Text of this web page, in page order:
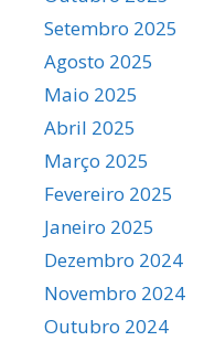
Setembro 2025
Agosto 2025
Maio 2025
Abril 2025
Março 2025
Fevereiro 2025
Janeiro 2025
Dezembro 2024
Novembro 2024
Outubro 2024